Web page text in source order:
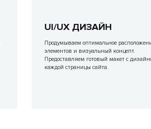
UI/UX ДИЗАЙН
Продумываем оптимальное
элементов и визуальный концепт.
Предоставляем готовый макет с
каждой страницы сайта.